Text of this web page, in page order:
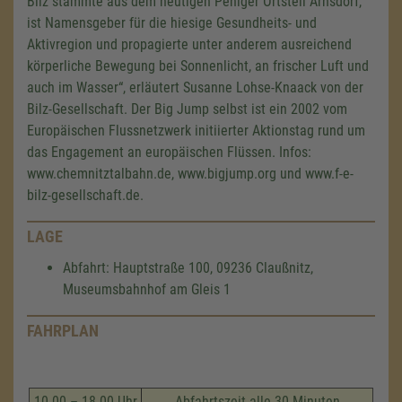
ist Namensgeber für die hiesige Gesundheits- und
Aktivregion und propagierte unter anderem ausreichend
körperliche Bewegung bei Sonnenlicht, an frischer Luft und
auch im Wasser“, erläutert Susanne Lohse-Knaack von der
Bilz-Gesellschaft. Der Big Jump selbst ist ein 2002 vom
Europäischen Flussnetzwerk initiierter Aktionstag rund um
das Engagement an europäischen Flüssen. Infos:
www.chemnitztalbahn.de, www.bigjump.org und www.f-e-
bilz-gesellschaft.de.
LAGE
Abfahrt: Hauptstraße 100, 09236 Claußnitz,
Museumsbahnhof am Gleis 1
FAHRPLAN